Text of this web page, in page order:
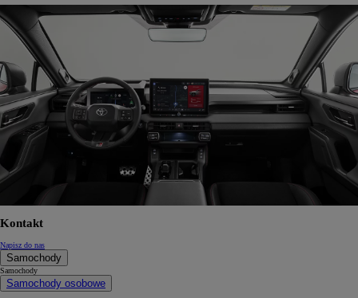
Kontakt
Napisz do nas
Samochody
Samochody
Samochody osobowe